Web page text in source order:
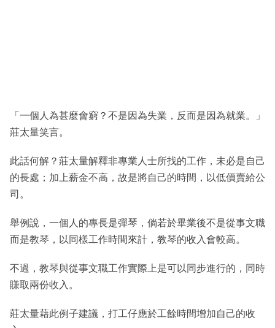
「一個人為甚麼會窮？不是因為失業，反而是因為就業。」
莊太量笑言。
此話何解？莊太量解釋非專業人士所找的工作，未必是自己
的長處；加上薪金不高，故是將自己的時間，以低價賣給公
司。
舉例說，一個人的專長是彈琴，倘若於畢業後不是從事文職
而是教琴，以同樣工作時間來計，教琴的收入會較高。
不過，教琴與從事文職工作實際上是可以同步進行的，同時
賺取兩份收入。
莊太量藉此例子建議，打工仔應於工餘時間增加自己的收